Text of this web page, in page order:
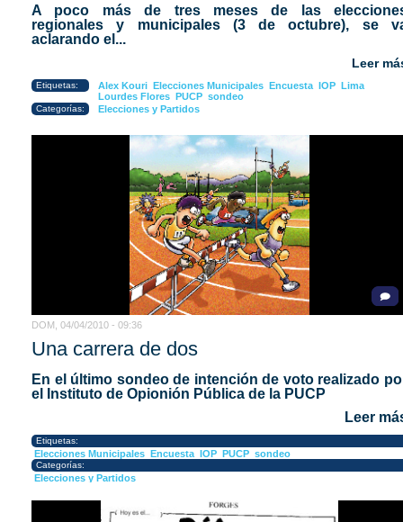
A poco más de tres meses de las
regionales y municipales (3 de octubre), se
aclarando el...
Leer
Etiquetas: Alex Kouri Elecciones Municipales Encuesta IOP
Lima
Lourdes Flores
PUCP sondeo
Categorías: Elecciones y Partidos
DOM, 04/04/2010 - 09:36
Una carrera de dos
En el último sondeo de intención de voto realizado
el Instituto de Opionión Pública de la PUCP
Leer
Etiquetas:
Elecciones Municipales Encuesta IOP PUCP sondeo
Categorías:
Elecciones y Partidos